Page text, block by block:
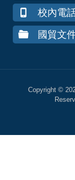
校內電
國貿文
Copyright ©